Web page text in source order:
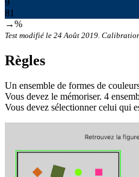
81
→%
Test modifié le 24 Août 2019.
Règles
Un ensemble de formes de
Vous devez le mémoriser. 4
Vous devez sélectionner celui qui